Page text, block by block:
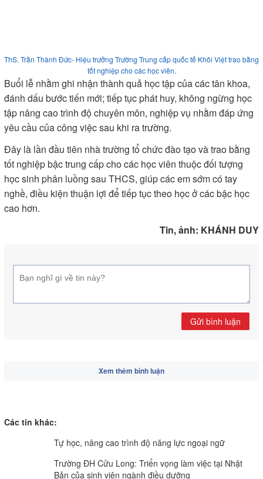
ThS. Trần Thành Đức- Hiệu trưởng Trường Trung cấp quốc tế Khôi Việt trao bằng
tốt nghiệp cho các học viên.
Buổi lễ nhằm ghi nhận thành quả học tập của các tân khoa,
đánh dấu bước tiến mới; tiếp tục phát huy, không ngừng học
tập nâng cao trình độ chuyên môn, nghiệp vụ nhằm đáp ứng
yêu cầu của công việc sau khi ra trường.
Đây là lần đầu tiên nhà trường tổ chức đào tạo và trao bằng
tốt nghiệp bậc trung cấp cho các học viên thuộc đối tượng
học sinh phân luồng sau THCS, giúp các em sớm có tay
nghề, điều kiện thuận lợi để tiếp tục theo học ở các bậc học
cao hơn.
Tin, ảnh: KHÁNH DUY
Gửi bình luận
Xem thêm bình luận
Các tin khác:
Tự học, nâng cao trình độ năng lực ngoại ngữ
Trường ĐH Cửu Long: Triển vọng làm việc tại Nhật
Bản của sinh viên ngành điều dưỡng